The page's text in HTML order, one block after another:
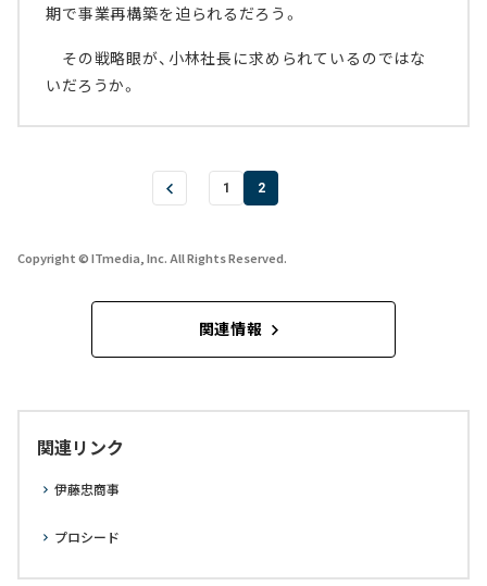
期で事業再構築を迫られるだろう。
その戦略眼が、小林社長に求められているのではな
いだろうか。
1 2
Copyright © ITmedia, Inc. All Rights Reserved.
関連情報
関連リンク
伊藤忠商事
プロシード